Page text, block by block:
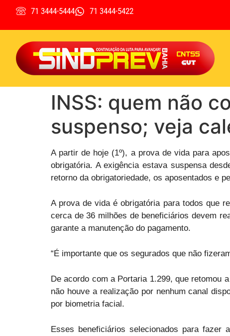
71 3444-5444 71 3444-5422
INSS: quem não
suspenso; veja
A partir de hoje (1º), a prova de vida para
obrigatória. A exigência estava suspensa
retorno da obrigatoriedade, os aposentados e
A prova de vida é obrigatória para todos que
cerca de 36 milhões de beneficiários devem
garante a manutenção do pagamento.
“É importante que os segurados que não
De acordo com a Portaria 1.299, que retomou
não houve a realização por nenhum canal
por biometria facial.
Esses beneficiários selecionados para